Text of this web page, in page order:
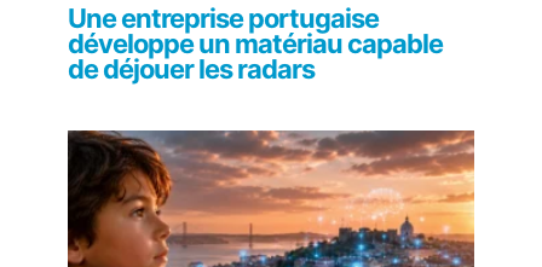
Une entreprise portugaise
développe un matériau capable
de déjouer les radars